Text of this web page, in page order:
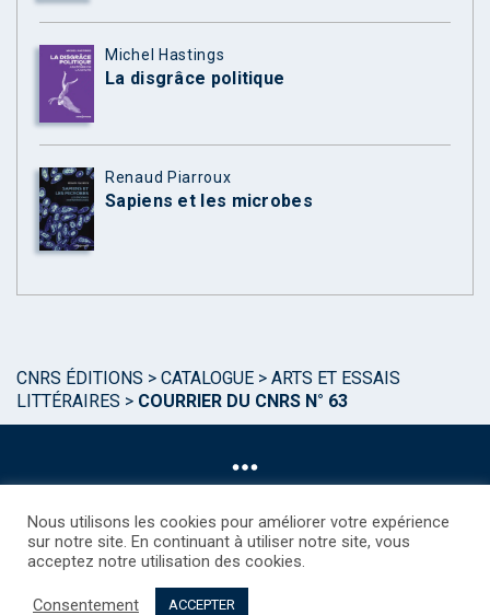
Michel Hastings
La disgrâce politique
Renaud Piarroux
Sapiens et les microbes
CNRS ÉDITIONS > CATALOGUE > ARTS ET ESSAIS
LITTÉRAIRES > COURRIER DU CNRS N° 63
©CNRS EDITIONS 2025
Droits étrangers / Foreign rights
Nous utilisons les cookies pour améliorer votre expérience
sur notre site. En continuant à utiliser notre site, vous
acceptez notre utilisation des cookies.
Consentement ACCEPTER